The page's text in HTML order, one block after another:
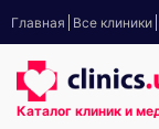
Главная Все клиники
Каталог клиник и